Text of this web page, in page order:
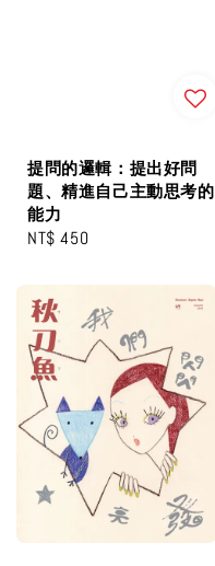
提問的邏輯：提出好問
題、精進自己主動思考的
能力
Regular
NT$ 450